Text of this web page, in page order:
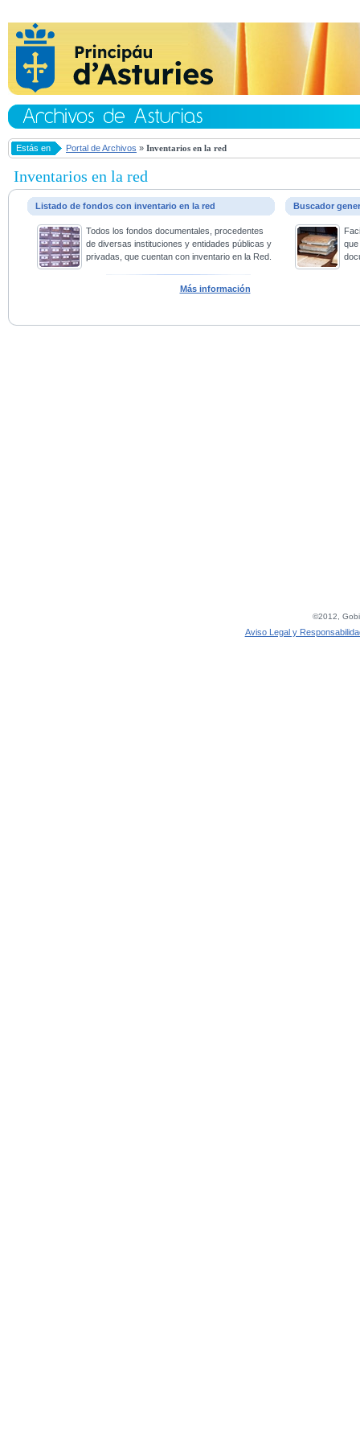
Estás en Portal de Archivos » Inventarios en la red
Inventarios en la red
Listado de fondos con inventario en la red
Todos los fondos documentales, procedentes
de diversas instituciones y entidades públicas y
privadas, que cuentan con inventario en la Red.
Más información
Buscador
©2012,
Aviso Legal y